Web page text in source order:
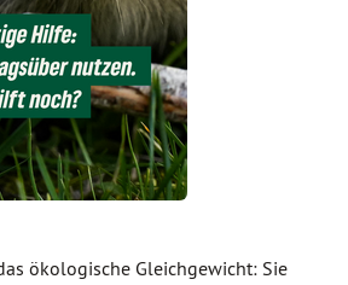
ökologische Gleichgewicht: Sie